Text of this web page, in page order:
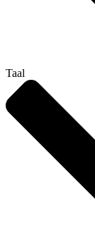
Taal